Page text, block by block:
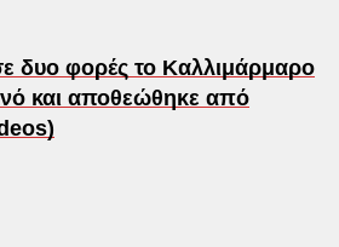
δυο φορές το Καλλιμάρμαρο
και αποθεώθηκε από